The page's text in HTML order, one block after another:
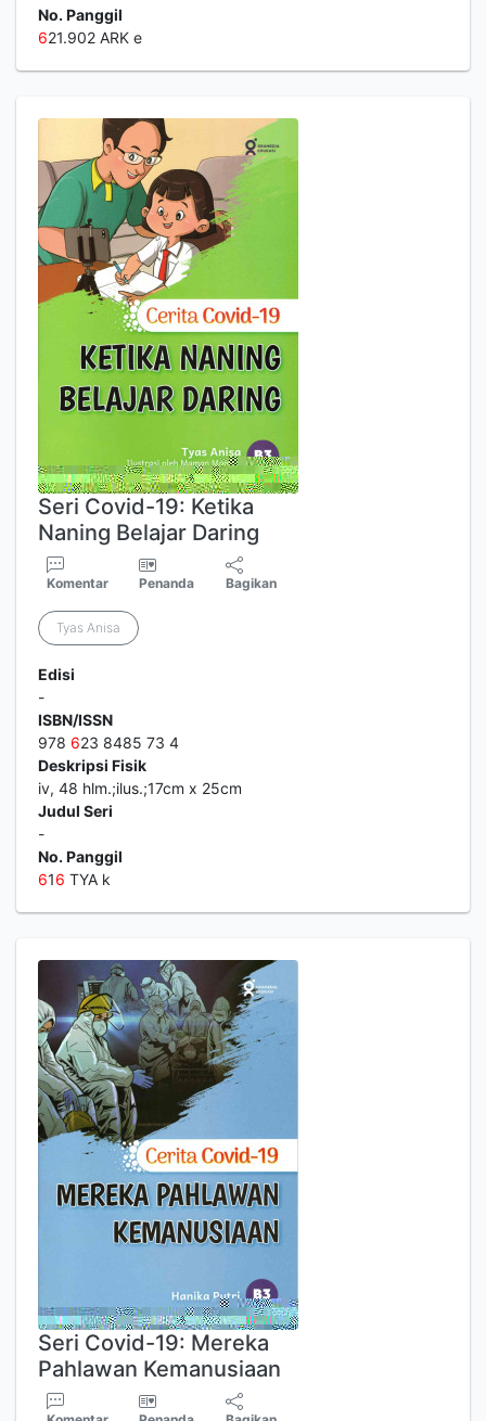
No. Panggil
621.902 ARK e
Seri Covid-19: Ketika
Naning Belajar Daring
Komentar Penanda Bagikan
Tyas Anisa
Edisi
-
ISBN/ISSN
978 623 8485 73 4
Deskripsi Fisik
iv, 48 hlm.;ilus.;17cm x 25cm
Judul Seri
-
No. Panggil
616 TYA k
Seri Covid-19: Mereka
Pahlawan Kemanusiaan